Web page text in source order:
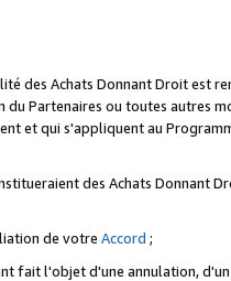
des Achats Donnant Droit est
du Partenaires ou toutes autres
et qui s'appliquent au
des Achats Donnant
de votre Accord ;
fait l'objet d'une annulation,